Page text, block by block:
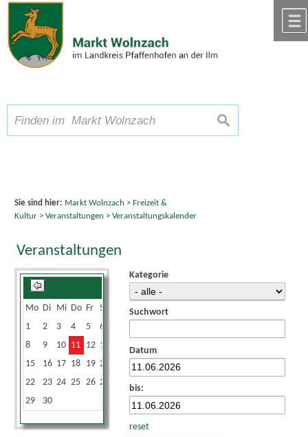
Zum Inhalt,zur Navigation
Schriftgröße A A A suchen
Sie sind hier: Markt Wolnzach > Freizeit &
Kultur> Veranstaltungen > Veranstaltungskalender
Veranstaltungen
Mo Di Mi Do Fr Sa
1
2 3 4 5 6
8
9 10 11 12 13
15
16 17 18 19 20
22
23 24 25 26 27
29
30
Kategorie
Suchwort
Datum
bis:
reset